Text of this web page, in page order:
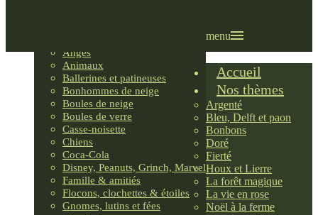
Anges
Animaux
Ballerines et patineuses
Bonhommes de neige
Boules de neige
Boules de verre
Casse-noisette
Chiens
Coca-Cola
Disney, Peanuts, Grinch, Marvel
Famille & amitiés
Flocons, clochettes & étoiles
Gnomes, lutins et fées
menu
Accueil
Nos thèmes
Argenté
Bleu, Delft et paon
Bonbons
Doré
Fierté
Houx et Lierre
La forêt magique
La vie en rose
Noël à la ferme